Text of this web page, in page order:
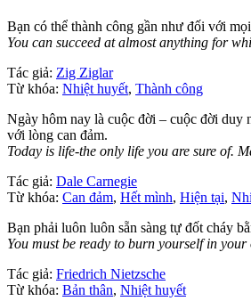
Bạn có thể thành công gần như đối với
You can succeed at almost anything for
Tác giả: Zig Ziglar
Từ khóa: Nhiệt huyết, Thành công
Ngày hôm nay là cuộc đời – cuộc đời duy
với lòng can đảm.
Today is life-the only life you are sure of.
Tác giả: Dale Carnegie
Từ khóa: Can đảm, Hết mình, Hiện tại,
Bạn phải luôn luôn sẵn sàng tự đốt cháy
You must be ready to burn yourself in
Tác giả: Friedrich Nietzsche
Từ khóa: Bản thân, Nhiệt huyết